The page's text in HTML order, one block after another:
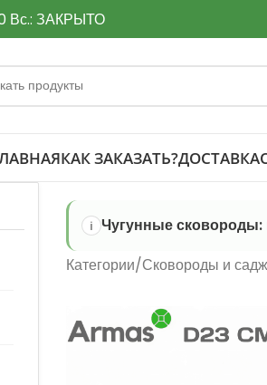
Вс.: ЗАКРЫТО
КАК ЗАКАЗАТЬ?ДОСТАВКА
Чугунные
Категории Сковороды и